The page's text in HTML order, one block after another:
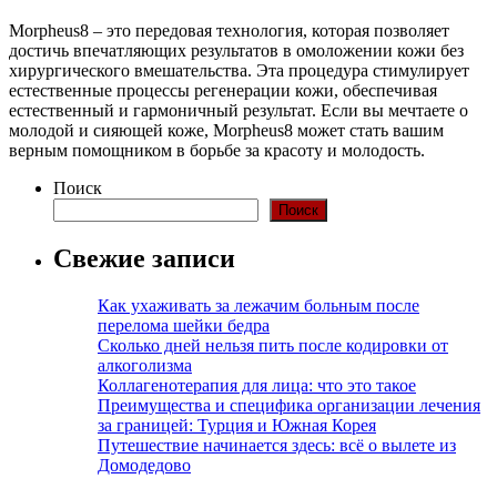
Morpheus8 – это передовая технология, которая позволяет
достичь впечатляющих результатов в омоложении кожи без
хирургического вмешательства. Эта процедура стимулирует
естественные процессы регенерации кожи, обеспечивая
естественный и гармоничный результат. Если вы мечтаете о
молодой и сияющей коже, Morpheus8 может стать вашим
верным помощником в борьбе за красоту и молодость.
Поиск
Поиск
Свежие записи
Как ухаживать за лежачим больным после
перелома шейки бедра
Сколько дней нельзя пить после кодировки от
алкоголизма
Коллагенотерапия для лица: что это такое
Преимущества и специфика организации лечения
за границей: Турция и Южная Корея
Путешествие начинается здесь: всё о вылете из
Домодедово